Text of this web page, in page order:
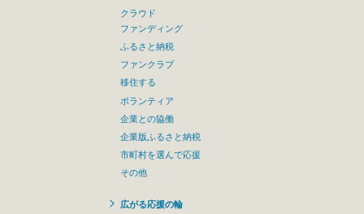
クラウド
ファンディング
ふるさと納税
ファンクラブ
移住する
ボランティア
企業との協働
企業版ふるさと納税
市町村を選んで応援
その他
広がる応援の輪